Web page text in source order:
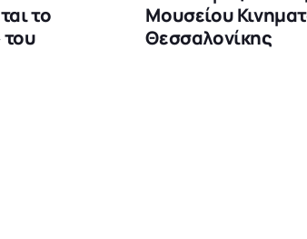
το
του
Μουσείου
Θεσσαλονίκης